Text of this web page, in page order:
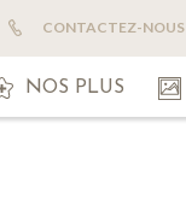
CONTACTEZ-NOUS
NOS PLUS